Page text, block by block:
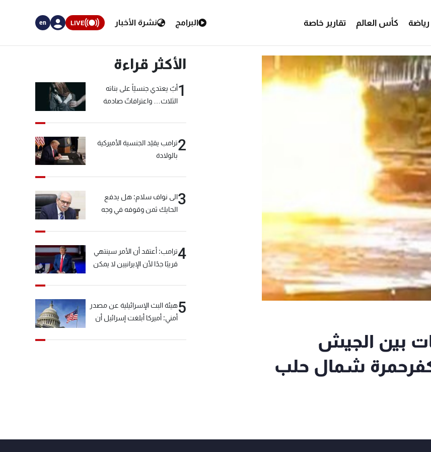
رياضة كأس العالم تقارير خاصة البرامج نشرة الأخبار LIVE
en
بين الجيش
شمال حلب
الأكثر قراءة
1أبٌ يعتدي جنسيّاً على بناته
الثلاث… واعترافاتٌ صادمة
2ترامب يقيّد الجنسية الأميركية
بالولادة
3الى نواف سلام: هل يدفع
الحايك ثمن وقوفه في وجه
4ترامب: أعتقد أن الأمر سينتهي
قريبًا جدًا لأن الإيرانيين لا يمكن
5هيئة البث الإسرائيلية عن مصدر
أمني: أميركا أبلغت إسرائيل أن